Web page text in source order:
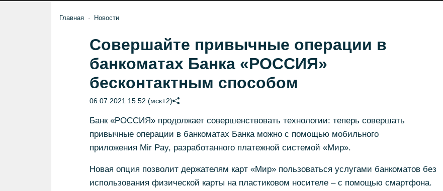
Главная Новости
Совершайте привычные операции в
банкоматах Банка «РОССИЯ»
бесконтактным способом
06.07.2021 15:52 (мск+2)
Банк «РОССИЯ» продолжает совершенствовать технологии: теперь совершать
привычные операции в банкоматах Банка можно с помощью мобильного
приложения Mir Pay, разработанного платежной системой «Мир».
Новая опция позволит держателям карт «Мир» пользоваться услугами банкоматов без
использования физической карты на пластиковом носителе – с помощью смартфона.